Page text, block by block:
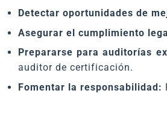
Detectar oportunidades de
Asegurar el cumplimiento
Prepararse para auditorías
auditor de certificación.
Fomentar la responsabilidad: